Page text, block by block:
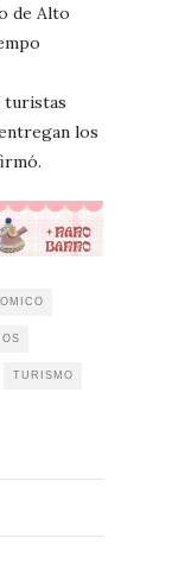
de Alto
turistas
los
TURISMO